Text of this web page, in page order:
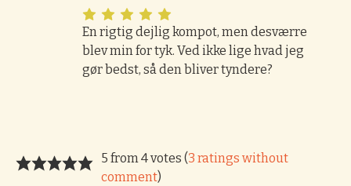
En rigtig dejlig kompot, men desværre
blev min for tyk. Ved ikke lige hvad jeg
gør bedst, så den bliver tyndere?
5 from 4 votes (3 ratings without
comment)